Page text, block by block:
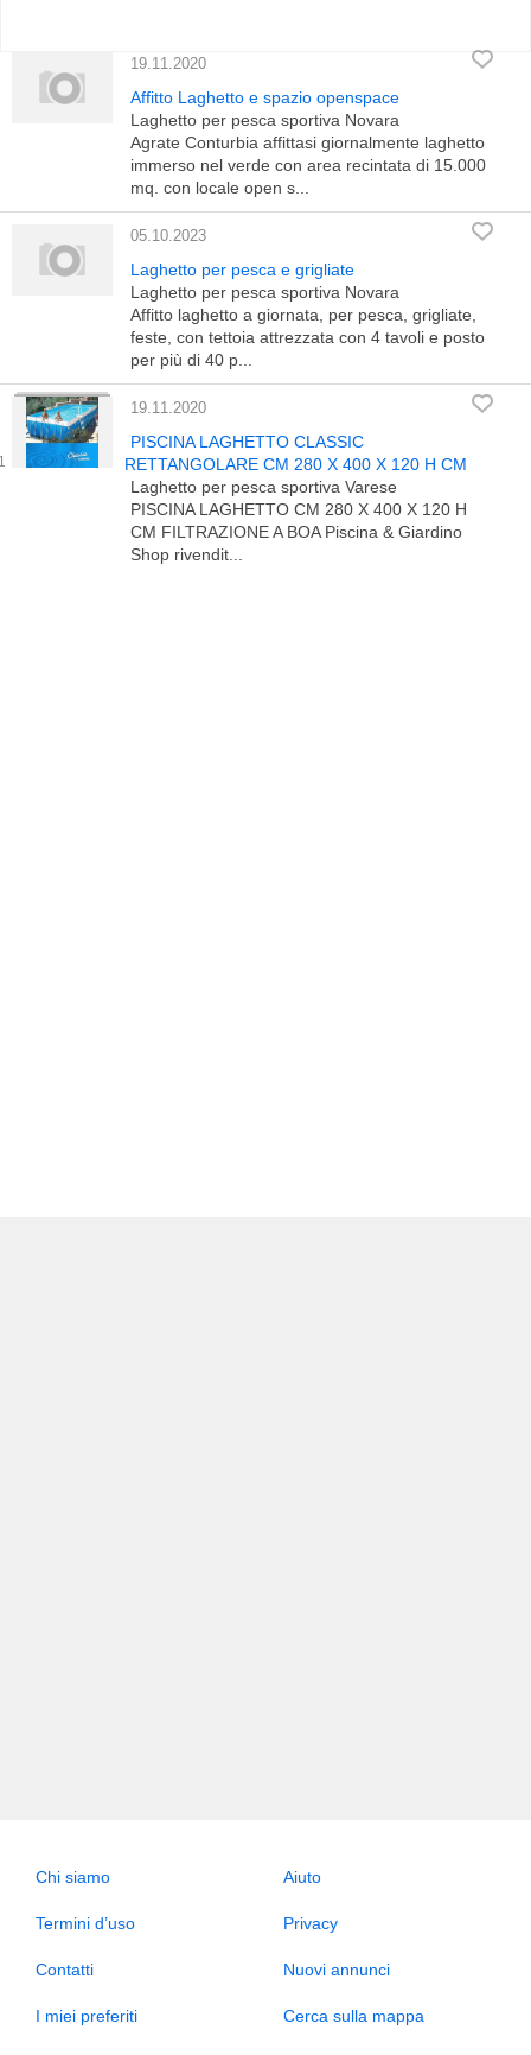
19.11.2020
Affitto Laghetto e spazio openspace
Laghetto per pesca sportiva Novara
Agrate Conturbia affittasi giornalmente laghetto
immerso nel verde con area recintata di 15.000
mq. con locale open s...
05.10.2023
Laghetto per pesca e grigliate
Laghetto per pesca sportiva Novara
Affitto laghetto a giornata, per pesca, grigliate,
feste, con tettoia attrezzata con 4 tavoli e posto
per più di 40 p...
19.11.2020
PISCINA LAGHETTO CLASSIC
RETTANGOLARE CM 280 X 400 X 120 H CM
Laghetto per pesca sportiva Varese
PISCINA LAGHETTO CM 280 X 400 X 120 H
CM FILTRAZIONE A BOA Piscina & Giardino
Shop rivendit...
Chi siamo Aiuto
Termini d’uso Privacy
Contatti Nuovi annunci
I miei preferiti Cerca sulla mappa